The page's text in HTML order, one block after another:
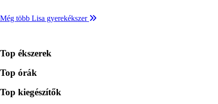
Még több Lisa gyerekékszer
Top ékszerek
Top órák
Top kiegészítők